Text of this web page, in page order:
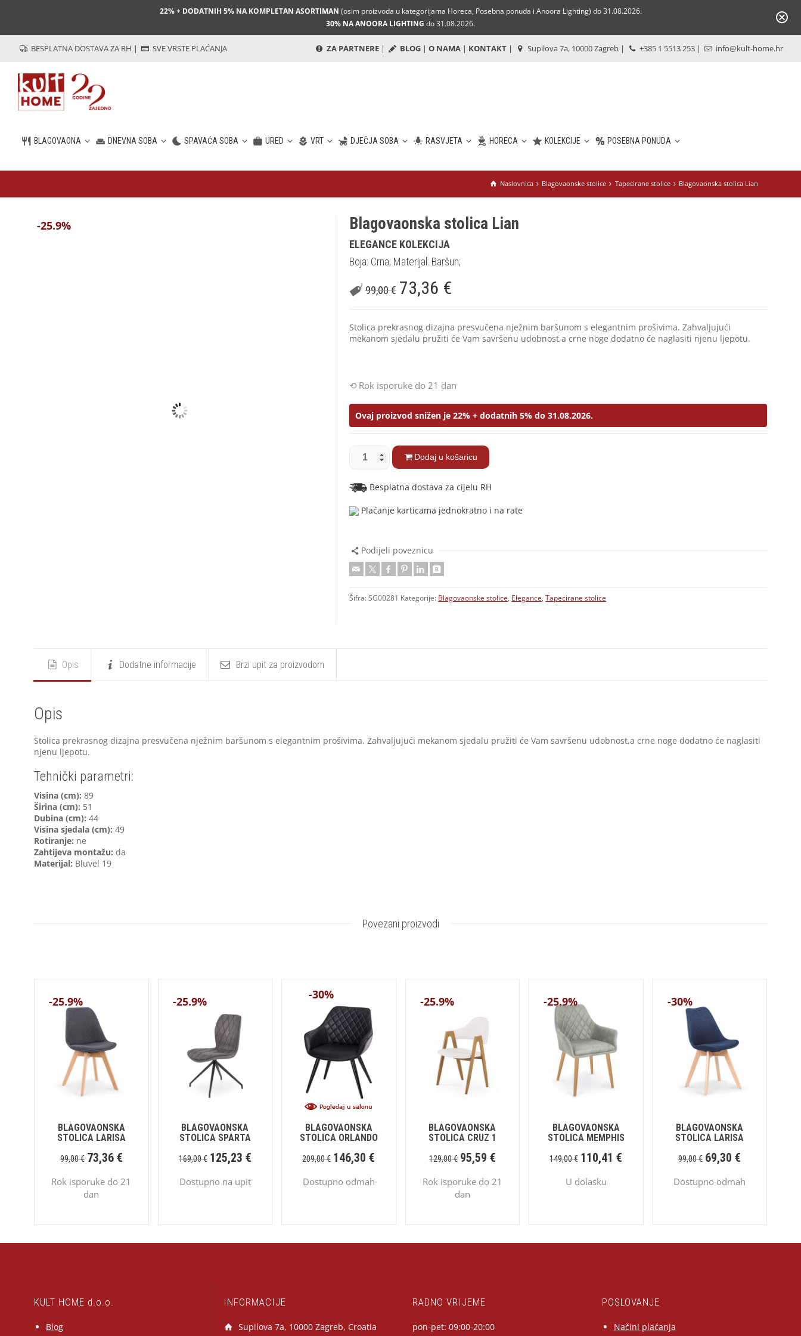
22% + DODATNIH 5% NA KOMPLETAN ASORTIMAN (osim proizvoda u kategorijama Horeca, Posebna ponuda i Anoora Lighting) do 31.08.2026.
30% NA ANOORA LIGHTING do 31.08.2026.
BESPLATNA DOSTAVA ZA RH | SVE VRSTE PLAĆANJA ZA PARTNERE | BLOG | O NAMA | KONTAKT | Supilova 7a, 10000 Zagreb | +385 1 5513 253 | info@kult-home.hr
BLAGOVAONA DNEVNA SOBA SPAVAĆA SOBA URED VRT DJEČJA SOBA RASVJETA HORECA KOLEKCIJE POSEBNA PONUDA
HR
Naslovnica Blagovaonske stolice Tapecirane stolice Blagovaonska stolica Lian
-25.9% Blagovaonska stolica Lian
ELEGANCE KOLEKCIJA
Boja: Crna; Materijal: Baršun;
99,00€ 73,36 €
Stolica prekrasnog dizajna presvučena nježnim baršunom s elegantnim prošivima. Zahvaljujući
mekanom sjedalu pružiti će Vam savršenu udobnost,a crne noge dodatno će naglasiti njenu ljepotu.
Rok isporuke do 21 dan
Ovaj proizvod snižen je 22% + dodatnih 5% do 31.08.2026.
Dodaj u košaricu
Besplatna dostava za cijelu RH
Plaćanje karticama jednokratno i na rate
Podijeli poveznicu
Šifra:SG00281 Kategorije: Blagovaonske stolice, Elegance,Tapecirane stolice
Opis Dodatne informacije Brzi upit za proizvodom
Opis
Stolica prekrasnog dizajna presvučena nježnim baršunom s elegantnim prošivima. Zahvaljujući mekanom sjedalu pružiti će Vam savršenu udobnost,a crne noge dodatno će naglasiti
njenu ljepotu.
Tehnički parametri:
Visina (cm): 89
Širina (cm): 51
Dubina (cm): 44
Visina sjedala (cm): 49
Rotiranje: ne
Zahtijeva montažu: da
Materijal: Bluvel 19
Povezani proizvodi
-25.9%
BLAGOVAONSKA
STOLICA LARISA
99,00€ 73,36 €
Rok isporuke do 21
dan
-25.9%
BLAGOVAONSKA
STOLICA SPARTA
169,00€ 125,23 €
Dostupno na upit
-30%
BLAGOVAONSKA
STOLICA ORLANDO
209,00€ 146,30€
Dostupno odmah
-25.9%
BLAGOVAONSKA
STOLICA CRUZ 1
129,00€ 95,59 €
Rok isporuke do 21
dan
-25.9%
BLAGOVAONSKA
STOLICA MEMPHIS
149,00€ 110,41€
U dolasku
-30%
BLAGOVAONSKA
STOLICA LARISA
99,00€ 69,30€
Dostupno odmah
KULT HOME d.o.o.
Blog
INFORMACIJE
Supilova 7a, 10000 Zagreb, Croatia
RADNO VRIJEME
pon-pet: 09:00-20:00
POSLOVANJE
Načini plaćanja